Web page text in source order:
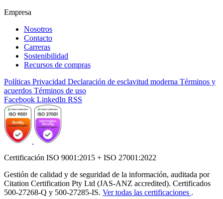
Empresa
Nosotros
Contacto
Carreras
Sostenibilidad
Recursos de compras
Políticas Privacidad Declaración de esclavitud moderna Términos y
acuerdos Términos de uso
Facebook LinkedIn RSS
Certificación ISO 9001:2015 + ISO 27001:2022
Gestión de calidad y de seguridad de la información, auditada por
Citation Certification Pty Ltd (JAS-ANZ accredited). Certificados
500-27268-Q y 500-27285-IS. Ver todas las certificaciones .